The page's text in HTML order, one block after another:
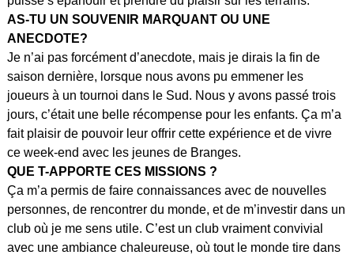
AS-TU UN SOUVENIR MARQUANT OU UNE
ANECDOTE?
Je n’ai pas forcément d’anecdote, mais je dirais la fin de
saison dernière, lorsque nous avons pu emmener les
joueurs à un tournoi dans le Sud. Nous y avons passé trois
jours, c’était une belle récompense pour les enfants. Ça m’a
fait plaisir de pouvoir leur offrir cette expérience et de vivre
ce week-end avec les jeunes de Branges.
QUE T-APPORTE CES MISSIONS ?
Ça m’a permis de faire connaissances avec de nouvelles
personnes, de rencontrer du monde, et de m’investir dans un
club où je me sens utile. C’est un club vraiment convivial
avec une ambiance chaleureuse, où tout le monde tire dans